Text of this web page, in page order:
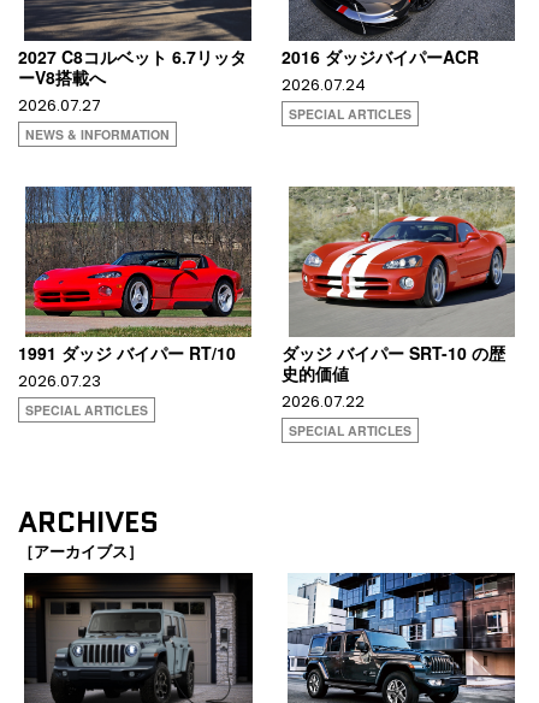
2027 C8コルベット 6.7リッタ
ーV8搭載へ
2026.07.27
NEWS & INFORMATION
2016 ダッジバイパーACR
2026.07.24
SPECIAL ARTICLES
1991 ダッジ バイパー RT/10
2026.07.23
SPECIAL ARTICLES
ダッジ バイパー SRT-10 の歴
史的価値
2026.07.22
SPECIAL ARTICLES
ARCHIVES
［アーカイブス］